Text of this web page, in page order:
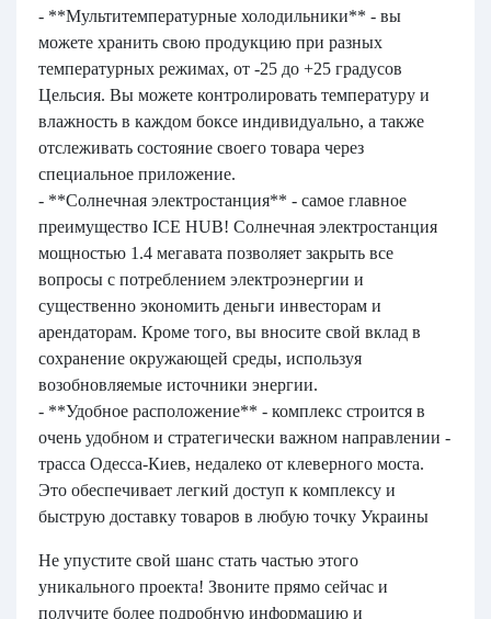
- **Мультитемпературные холодильники** - вы
можете хранить свою продукцию при разных
температурных режимах, от -25 до +25 градусов
Цельсия. Вы можете контролировать температуру и
влажность в каждом боксе индивидуально, а также
отслеживать состояние своего товара через
специальное приложение.
- **Солнечная электростанция** - самое главное
преимущество ICE HUB! Солнечная электростанция
мощностью 1.4 мегавата позволяет закрыть все
вопросы с потреблением электроэнергии и
существенно экономить деньги инвесторам и
арендаторам. Кроме того, вы вносите свой вклад в
сохранение окружающей среды, используя
возобновляемые источники энергии.
- **Удобное расположение** - комплекс строится в
очень удобном и стратегически важном направлении -
трасса Одесса-Киев, недалеко от клеверного моста.
Это обеспечивает легкий доступ к комплексу и
быструю доставку товаров в любую точку Украины
Не упустите свой шанс стать частью этого
уникального проекта! Звоните прямо сейчас и
получите более подробную информацию и